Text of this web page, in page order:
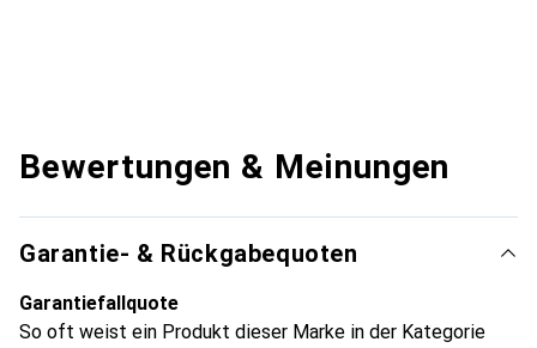
Bewertungen & Meinungen
Garantie- & Rückgabequoten
Garantiefallquote
So oft weist ein Produkt dieser Marke in der Kategorie